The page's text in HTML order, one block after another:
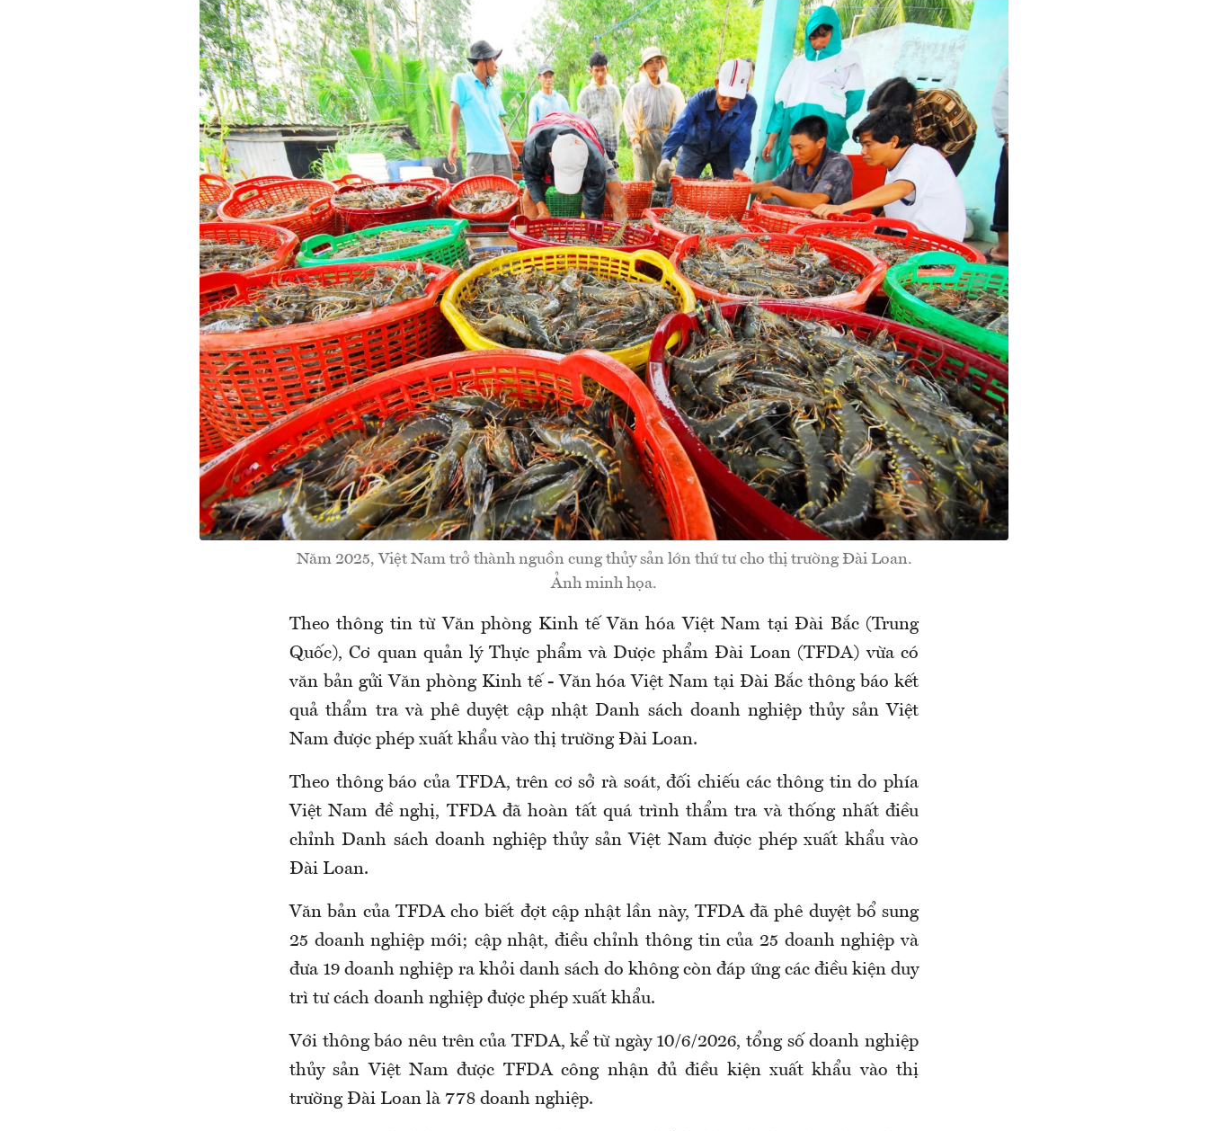
Năm 2025, Việt Nam trở thành nguồn cung thủy sản lớn thứ tư cho thị trường Đài Loan.
Ảnh minh họa.
Theo thông tin từ Văn phòng Kinh tế Văn hóa Việt Nam tại Đài Bắc (Trung
Quốc), Cơ quan quản lý Thực phẩm và Dược phẩm Đài Loan (TFDA) vừa có
văn bản gửi Văn phòng Kinh tế - Văn hóa Việt Nam tại Đài Bắc thông báo kết
quả thẩm tra và phê duyệt cập nhật Danh sách doanh nghiệp thủy sản Việt
Nam được phép xuất khẩu vào thị trường Đài Loan.
Theo thông báo của TFDA, trên cơ sở rà soát, đối chiếu các thông tin do phía
Việt Nam đề nghị, TFDA đã hoàn tất quá trình thẩm tra và thống nhất điều
chỉnh Danh sách doanh nghiệp thủy sản Việt Nam được phép xuất khẩu vào
Đài Loan.
Văn bản của TFDA cho biết đợt cập nhật lần này, TFDA đã phê duyệt bổ sung
25 doanh nghiệp mới; cập nhật, điều chỉnh thông tin của 25 doanh nghiệp và
đưa 19 doanh nghiệp ra khỏi danh sách do không còn đáp ứng các điều kiện duy
trì tư cách doanh nghiệp được phép xuất khẩu.
Với thông báo nêu trên của TFDA, kể từ ngày 10/6/2026, tổng số doanh nghiệp
thủy sản Việt Nam được TFDA công nhận đủ điều kiện xuất khẩu vào thị
trường Đài Loan là 778 doanh nghiệp.